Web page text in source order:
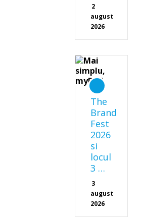
2
august
2026
The
Brand
Fest
2026
si
locul
3 …
3
august
2026